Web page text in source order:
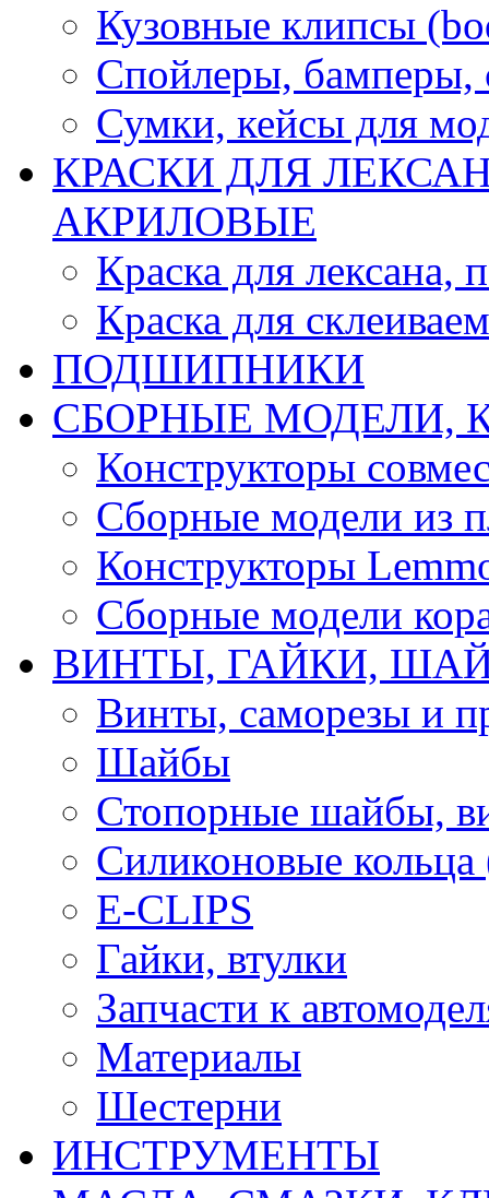
Кузовные клипсы
Спойлеры, бамперы,
Сумки, кейсы для
КРАСКИ ДЛЯ
АКРИЛОВЫЕ
Краска для лексана,
Краска для
ПОДШИПНИКИ
CБОРНЫЕ МОДЕЛИ,
Конструкторы
Сборные модели из
Конструкторы
Сборные модели
ВИНТЫ, ГАЙКИ,
Винты, саморезы и
Шайбы
Стопорные шайбы,
Силиконовые
E-CLIPS
Гайки, втулки
Запчасти к
Материалы
Шестерни
ИНСТРУМЕНТЫ